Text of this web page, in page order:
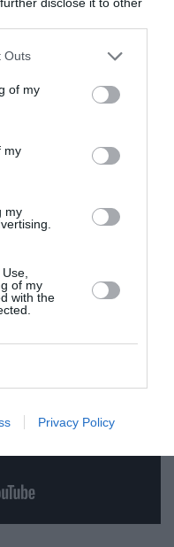
Outs
of my
my
my
of my
with the
Privacy Policy
το «Extra», όπου η
μητέρα της με
μια
το hollywood icon,
ηθοποιό να